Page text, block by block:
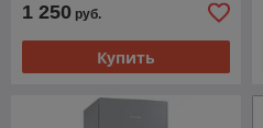
1 250 руб.
Купить